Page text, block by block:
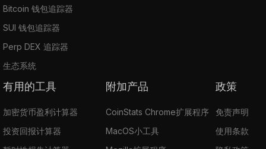
Bitcoin 钱包追踪器
SUI 钱包追踪器
Perp DEX 追踪器
生态系统
有用的工具
加密货币盈利计算器
投资回报计算器
附加产品
CoinStats Chrome扩展程序
MacOS小工具
政策
免责声明
使用条款